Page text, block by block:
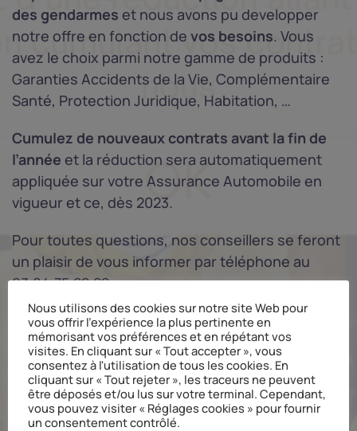
des gendarmes et nous avons pu developper
notre offre en fonction de vos besoins. Vous
avez le choix parmi notre gamme de produits :
Garanties Accidents de la Vie, Complémentaire
Santé, Protection Juridique, Habitation, …
Cumulez de nouveaux contrats avant la fin de
l’année et la réduction sera automatiquement
appliquée sur votre Assurance Automobile en
vigueur et ce, dès 2023.
Pour toutes questions, nos conseillers se feront
un plaisir de vous informer par téléphone au
03.84.75.22.22.
Nous utilisons des cookies sur notre site Web pour
vous offrir l'expérience la plus pertinente en
mémorisant vos préférences et en répétant vos
visites. En cliquant sur « Tout accepter », vous
consentez à l'utilisation de tous les cookies. En
cliquant sur « Tout rejeter », les traceurs ne peuvent
être déposés et/ou lus sur votre terminal. Cependant,
vous pouvez visiter « Réglages cookies » pour fournir
un consentement contrôlé.